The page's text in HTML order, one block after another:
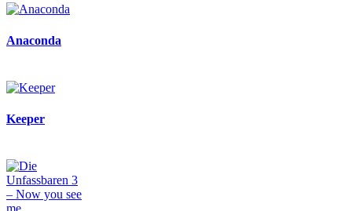
Anaconda
Keeper